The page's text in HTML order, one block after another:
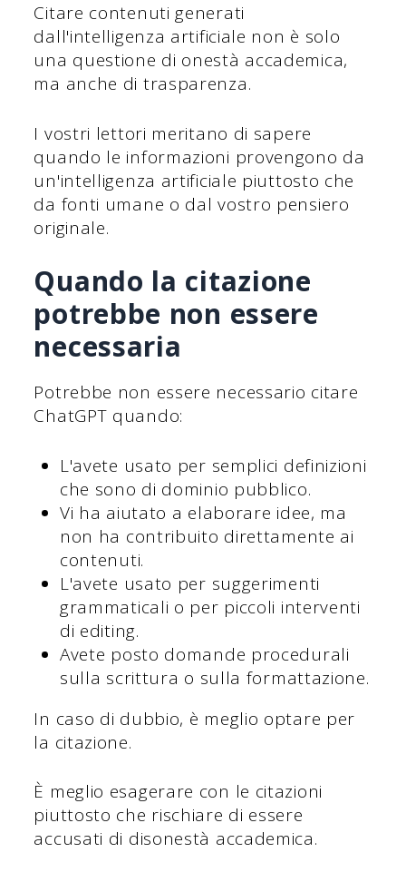
Citare contenuti generati
dall'intelligenza artificiale non è solo
una questione di onestà accademica,
ma anche di trasparenza.
I vostri lettori meritano di sapere
quando le informazioni provengono da
un'intelligenza artificiale piuttosto che
da fonti umane o dal vostro pensiero
originale.
Quando la citazione
potrebbe non essere
necessaria
Potrebbe non essere necessario citare
ChatGPT quando:
L'avete usato per semplici definizioni
che sono di dominio pubblico.
Vi ha aiutato a elaborare idee, ma
non ha contribuito direttamente ai
contenuti.
L'avete usato per suggerimenti
grammaticali o per piccoli interventi
di editing.
Avete posto domande procedurali
sulla scrittura o sulla formattazione.
In caso di dubbio, è meglio optare per
la citazione.
È meglio esagerare con le citazioni
piuttosto che rischiare di essere
accusati di disonestà accademica.